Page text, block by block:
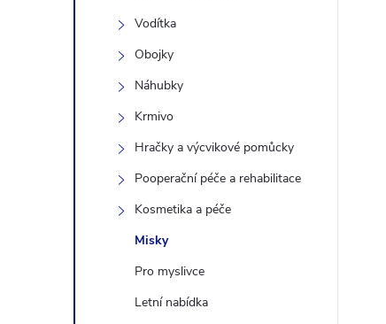
Vodítka
Obojky
Náhubky
Krmivo
Hračky a výcvikové pomůcky
Pooperační péče a rehabilitace
Kosmetika a péče
Misky
Pro myslivce
Letní nabídka